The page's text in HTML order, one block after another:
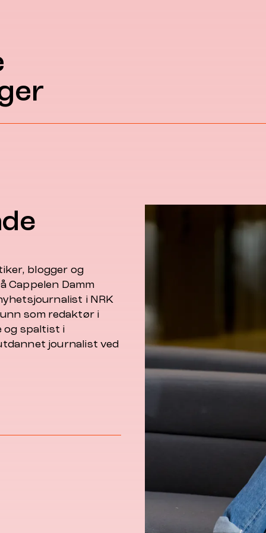
blogger og
Cappelen Damm
i NRK
som redaktør i
og spaltist i
journalist ved